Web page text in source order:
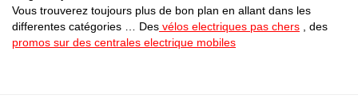
Vous trouverez toujours plus de bon plan en allant dans les
differentes catégories … Des vélos electriques pas chers , des
promos sur des centrales electrique mobiles